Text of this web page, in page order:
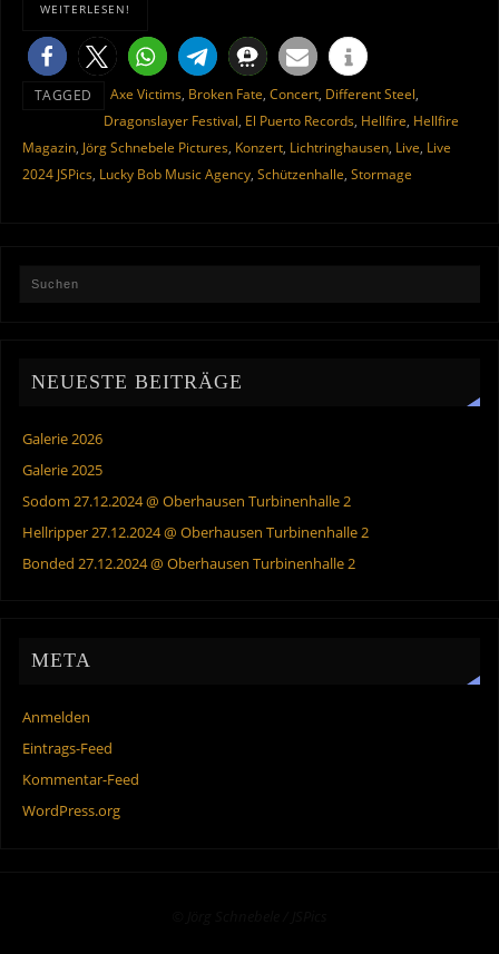
WEITERLESEN!
TAGGED Axe Victims, Broken Fate, Concert, Different Steel,
Dragonslayer Festival, El Puerto Records, Hellfire, Hellfire
Magazin, Jörg Schnebele Pictures, Konzert, Lichtringhausen, Live, Live
2024 JSPics, Lucky Bob Music Agency, Schützenhalle, Stormage
NEUESTE BEITRÄGE
Galerie 2026
Galerie 2025
Sodom 27.12.2024 @ Oberhausen Turbinenhalle 2
Hellripper 27.12.2024 @ Oberhausen Turbinenhalle 2
Bonded 27.12.2024 @ Oberhausen Turbinenhalle 2
META
Anmelden
Eintrags-Feed
Kommentar-Feed
WordPress.org